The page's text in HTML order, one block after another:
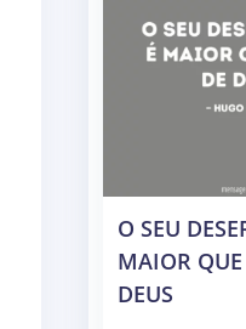
O SEU
MAIOR
DEUS